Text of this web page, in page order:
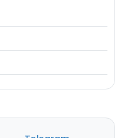
website